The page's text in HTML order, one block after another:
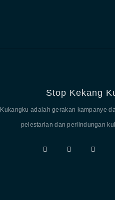
Stop Kekang
Kukangku adalah gerakan kampanye
pelestarian dan perlindungan